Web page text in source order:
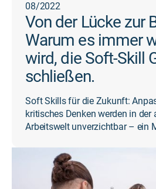
08/2022
Von der Lücke zur
Warum es immer
wird, die Soft-Skill
schließen.
Soft Skills für die Zukunft:
kritisches Denken werden in der
Arbeitswelt unverzichtbar – ein